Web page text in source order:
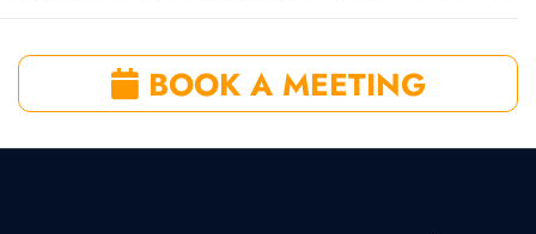
BOOK A MEETING